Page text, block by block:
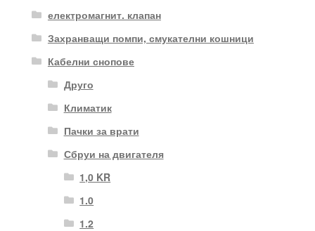
електромагнит. клапан
Захранващи помпи, смукателни кошници
Кабелни снопове
Друго
Климатик
Пачки за врати
Сбруи на двигателя
1,0 KR
1.0
1.2